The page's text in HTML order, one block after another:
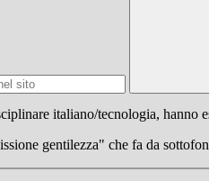
italiano/tecnologia, hanno
gentilezza" che fa da